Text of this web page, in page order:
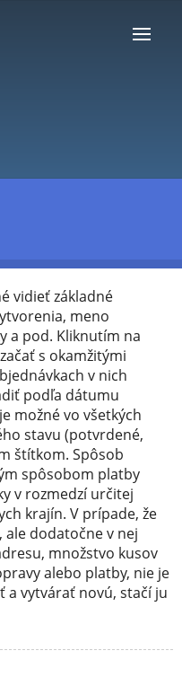
vidieť základné
meno
a pod. Kliknutím na
s okamžitými
v nich
podľa dátumu
možné vo všetkých
stavu (potvrdené,
štítkom. Spôsob
spôsobom platby
v rozmedzí určitej
krajín. V prípade, že
ale dodatočne v nej
množstvo kusov
alebo platby, nie je
vytvárať novú, stačí ju